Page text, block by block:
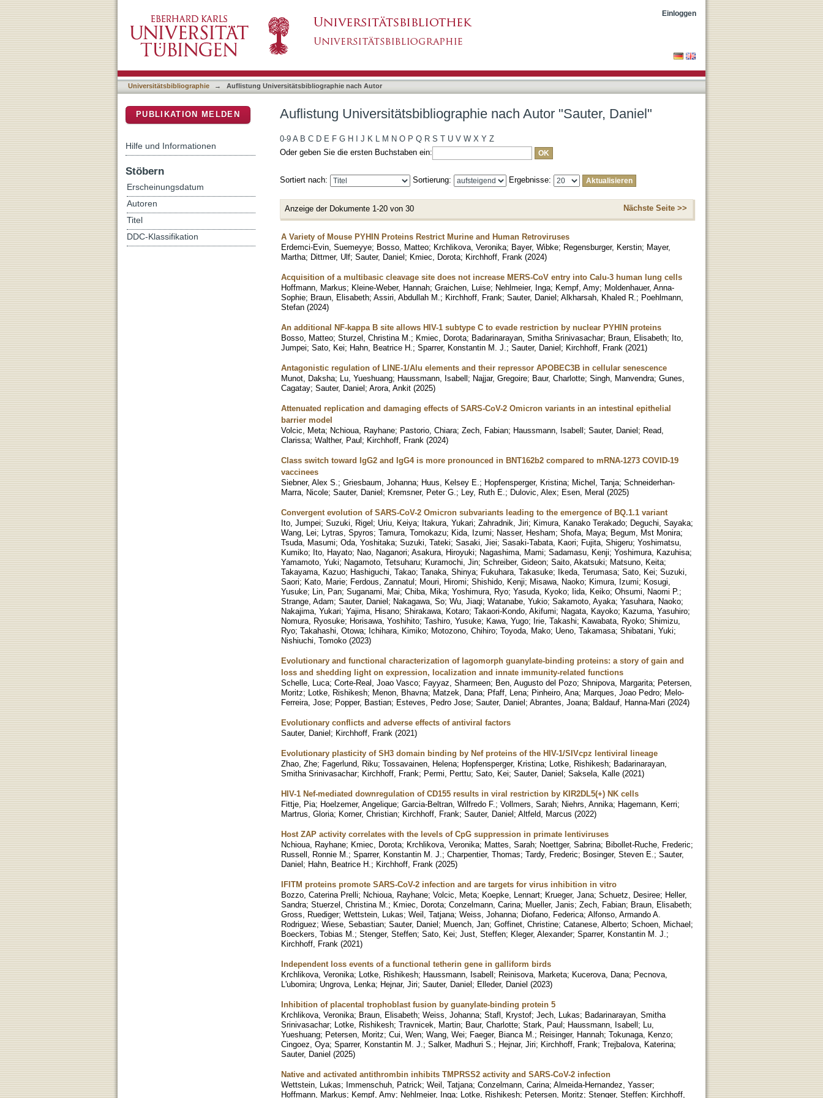
Einloggen
Universitätsbibliographie → Auflistung Universitätsbibliographie nach Autor
Auflistung Universitätsbibliographie nach Autor "Sauter, Daniel"
0-9 A B C D E F G H J K L M N O P Q R S T U V W X Y Z
Oder geben Sie die ersten Buchstaben ein:
Sortiert nach: Sortierung: Ergebnisse:
Anzeige der Dokumente 1-20 von 30 Nächste Seite >>
A Variety of Mouse PYHIN Proteins Restrict Murine and Human Retroviruses
Erdemci-Evin, Suemeyye; Bosso, Matteo; Krchlikova, Veronika; Bayer, Wibke; Regensburger, Kerstin; Mayer,
Martha; Dittmer, Ulf; Sauter, Daniel; Kmiec, Dorota; Kirchhoff, Frank (2024)
Acquisition of a multibasic cleavage site does not increase MERS-CoV entry into Calu-3 human lung cells
Hoffmann, Markus; Kleine-Weber, Hannah; Graichen, Luise; Nehlmeier, Inga; Kempf, Amy; Moldenhauer, Anna-
Sophie; Braun, Elisabeth; Assiri, Abdullah M. ; Kirchhoff, Frank; Sauter, Daniel; Alkharsah, Khaled R. ; Poehlmann,
Stefan (2024)
An additional NF-kappa B site allows HIV-1 subtype C to evade restriction by nuclear PYHIN proteins
Bosso, Matteo; Sturzel, Christina M. ; Kmiec, Dorota; Badarinarayan, Smitha Srinivasachar; Braun, Elisabeth; Ito,
Jumpei; Sato, Kei; Hahn, Beatrice H. ; Sparrer, Konstantin M. J. ; Sauter, Daniel; Kirchhoff, Frank (2021)
Antagonistic regulation of LINE-1/Alu elements and their repressor APOBEC3B in cellular senescence
Munot, Daksha; Lu, Yueshuang; Haussmann, Isabell; Najjar, Gregoire; Baur, Charlotte; Singh, Manvendra; Gunes,
Cagatay; Sauter, Daniel; Arora, Ankit (2025)
Attenuated replication and damaging effects of SARS-CoV-2 Omicron variants in an intestinal epithelial
barrier model
Volcic, Meta; Nchioua, Rayhane; Pastorio, Chiara; Zech, Fabian; Haussmann, Isabell; Sauter, Daniel; Read,
Clarissa; Walther, Paul; Kirchhoff, Frank (2024)
Class switch toward IgG2 and IgG4 is more pronounced in BNT162b2 compared to mRNA-1273 COVID-19
vaccinees
Siebner, Alex S. ; Griesbaum, Johanna; Huus, Kelsey E. ; Hopfensperger, Kristina; Michel, Tanja; Schneiderhan-
Marra, Nicole; Sauter, Daniel; Kremsner, Peter G. ; Ley, Ruth E. ; Dulovic, Alex; Esen, Meral (2025)
Convergent evolution of SARS-CoV-2 Omicron subvariants leading to the emergence of BQ.1.1 variant
Ito, Jumpei; Suzuki, Rigel; Uriu, Keiya; Itakura, Yukari; Zahradnik, Jiri; Kimura, Kanako Terakado; Deguchi, Sayaka;
Wang, Lei; Lytras, Spyros; Tamura, Tomokazu; Kida, Izumi; Nasser, Hesham; Shofa, Maya; Begum, Mst Monira;
Tsuda, Masumi; Oda, Yoshitaka; Suzuki, Tateki; Sasaki, Jiei; Sasaki-Tabata, Kaori; Fujita, Shigeru; Yoshimatsu,
Kumiko; Ito, Hayato; Nao, Naganori; Asakura, Hiroyuki; Nagashima, Mami; Sadamasu, Kenji; Yoshimura, Kazuhisa;
Yamamoto, Yuki; Nagamoto, Tetsuharu; Kuramochi, Jin; Schreiber, Gideon; Saito, Akatsuki; Matsuno, Keita;
Takayama, Kazuo; Hashiguchi, Takao; Tanaka, Shinya; Fukuhara, Takasuke; Ikeda, Terumasa; Sato, Kei; Suzuki,
Saori; Kato, Marie; Ferdous, Zannatul; Mouri, Hiromi; Shishido, Kenji; Misawa, Naoko; Kimura, Izumi; Kosugi,
Yusuke; Lin, Pan; Suganami, Mai; Chiba, Mika; Yoshimura, Ryo; Yasuda, Kyoko; Iida, Keiko; Ohsumi, Naomi P. ;
Strange, Adam; Sauter, Daniel; Nakagawa, So; Wu, Jiaqi; Watanabe, Yukio; Sakamoto, Ayaka; Yasuhara, Naoko;
Nakajima, Yukari; Yajima, Hisano; Shirakawa, Kotaro; Takaori-Kondo, Akifumi; Nagata, Kayoko; Kazuma, Yasuhiro;
Nomura, Ryosuke; Horisawa, Yoshihito; Tashiro, Yusuke; Kawa, Yugo; Irie, Takashi; Kawabata, Ryoko; Shimizu,
Ryo; Takahashi, Otowa; Ichihara, Kimiko; Motozono, Chihiro; Toyoda, Mako; Ueno, Takamasa; Shibatani, Yuki;
Nishiuchi, Tomoko (2023)
Evolutionary and functional characterization of lagomorph guanylate-binding proteins: a story of gain and
loss and shedding light on expression, localization and innate immunity-related functions
Schelle, Luca; Corte-Real, Joao Vasco; Fayyaz, Sharmeen; Ben, Augusto del Pozo; Shnipova, Margarita; Petersen,
Moritz; Lotke, Rishikesh; Menon, Bhavna; Matzek, Dana; Pfaff, Lena; Pinheiro, Ana; Marques, Joao Pedro; Melo-
Ferreira, Jose; Popper, Bastian; Esteves, Pedro Jose; Sauter, Daniel; Abrantes, Joana; Baldauf, Hanna-Mari (2024)
Evolutionary conflicts and adverse effects of antiviral factors
Sauter, Daniel; Kirchhoff, Frank (2021)
Evolutionary plasticity of SH3 domain binding by Nef proteins of the HIV-1/SIVcpz lentiviral lineage
Zhao, Zhe; Fagerlund, Riku; Tossavainen, Helena; Hopfensperger, Kristina; Lotke, Rishikesh; Badarinarayan,
Smitha Srinivasachar; Kirchhoff, Frank; Permi, Perttu; Sato, Kei; Sauter, Daniel; Saksela, Kalle (2021)
HIV-1 Nef-mediated downregulation of CD155 results in viral restriction by KIR2DL5(+) NK cells
Fittje, Pia; Hoelzemer, Angelique; Garcia-Beltran, Wilfredo F. ; Vollmers, Sarah; Niehrs, Annika; Hagemann, Kerri;
Martrus, Gloria; Korner, Christian; Kirchhoff, Frank; Sauter, Daniel; Altfeld, Marcus (2022)
Host ZAP activity correlates with the levels of CpG suppression in primate lentiviruses
Nchioua, Rayhane; Kmiec, Dorota; Krchlikova, Veronika; Mattes, Sarah; Noettger, Sabrina; Bibollet-Ruche, Frederic;
Russell, Ronnie M. ; Sparrer, Konstantin M. J. ; Charpentier, Thomas; Tardy, Frederic; Bosinger, Steven E. ; Sauter,
Daniel; Hahn, Beatrice H. ; Kirchhoff, Frank (2025)
IFITM proteins promote SARS-CoV-2 infection and are targets for virus inhibition in vitro
Bozzo, Caterina Prelli; Nchioua, Rayhane; Volcic, Meta; Koepke, Lennart; Krueger, Jana; Schuetz, Desiree; Heller,
Sandra; Stuerzel, Christina M. ; Kmiec, Dorota; Conzelmann, Carina; Mueller, Janis; Zech, Fabian; Braun, Elisabeth;
Gross, Ruediger; Wettstein, Lukas; Weil, Tatjana; Weiss, Johanna; Diofano, Federica; Alfonso, Armando A.
Rodriguez; Wiese, Sebastian; Sauter, Daniel; Muench, Jan; Goffinet, Christine; Catanese, Alberto; Schoen, Michael;
Boeckers, Tobias M. ; Stenger, Steffen; Sato, Kei; Just, Steffen; Kleger, Alexander; Sparrer, Konstantin M. J. ;
Kirchhoff, Frank (2021)
Independent loss events of a functional tetherin gene in galliform birds
Krchlikova, Veronika; Lotke, Rishikesh; Haussmann, Isabell; Reinisova, Marketa; Kucerova, Dana; Pecnova,
L'ubomira; Ungrova, Lenka; Hejnar, Jiri; Sauter, Daniel; Elleder, Daniel (2023)
Inhibition of placental trophoblast fusion by guanylate-binding protein 5
Krchlikova, Veronika; Braun, Elisabeth; Weiss, Johanna; Stafl, Krystof; Jech, Lukas; Badarinarayan, Smitha
Srinivasachar; Lotke, Rishikesh; Travnicek, Martin; Baur, Charlotte; Stark, Paul; Haussmann, Isabell; Lu,
Yueshuang; Petersen, Moritz; Cui, Wen; Wang, Wei; Faeger, Bianca M. ; Reisinger, Hannah; Tokunaga, Kenzo;
Cingoez, Oya; Sparrer, Konstantin M. J. ; Salker, Madhuri S. ; Hejnar, Jiri; Kirchhoff, Frank; Trejbalova, Katerina;
Sauter, Daniel (2025)
Native and activated antithrombin inhibits TMPRSS2 activity and SARS-CoV-2 infection
Wettstein, Lukas; Immenschuh, Patrick; Weil, Tatjana; Conzelmann, Carina; Almeida-Hernandez, Yasser;
Hoffmann, Markus; Kempf, Amy; Nehlmeier, Inga; Lotke, Rishikesh; Petersen, Moritz; Stenger, Steffen; Kirchhoff,
PUBLIKATION MELDEN
Hilfe und Informationen
Stöbern
Erscheinungsdatum
Autoren
Titel
DDC-Klassifikation